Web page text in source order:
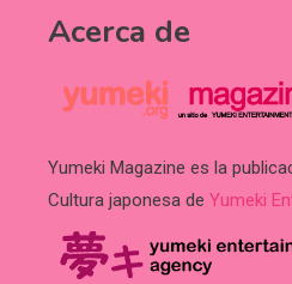
Acerca de
Yumeki Magazine es la
Cultura japonesa de Yumeki